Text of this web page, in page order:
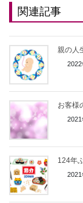
関連記事
親の人
2022
お客様
2021
124年
2021